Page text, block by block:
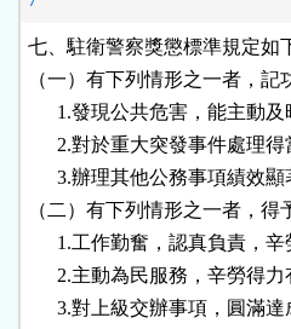
七、駐衛警察獎懲標準規定如
（一）有下列情形之一者，記
1.發現公共危害，能主
2.對於重大突發事件處理
3.辦理其他公務事項績效
（二）有下列情形之一者，得
1.工作勤奮，認真負責，
2.主動為民服務，辛勞得
3.對上級交辦事項，圓滿